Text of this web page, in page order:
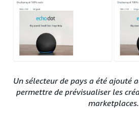
Un sélecteur de pays a été ajouté
permettre de prévisualiser les
marketplaces.